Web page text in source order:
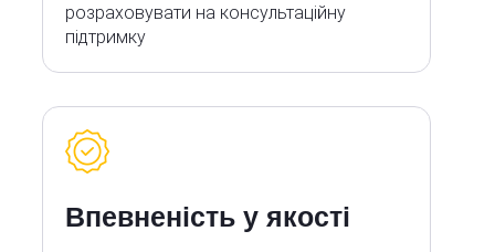
розраховувати на консультаційну
підтримку
Впевненість у якості